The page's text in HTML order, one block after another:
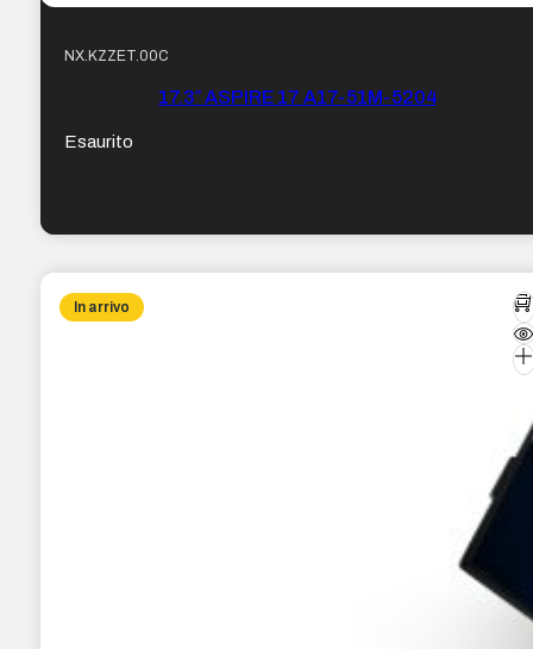
NX.KZZET.00C
17.3″ ASPIRE 17 A17-51M-5204
Esaurito
In arrivo